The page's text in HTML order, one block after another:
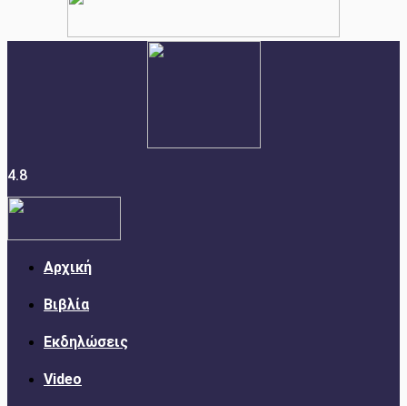
4.8
Αρχική
Βιβλία
Εκδηλώσεις
Video